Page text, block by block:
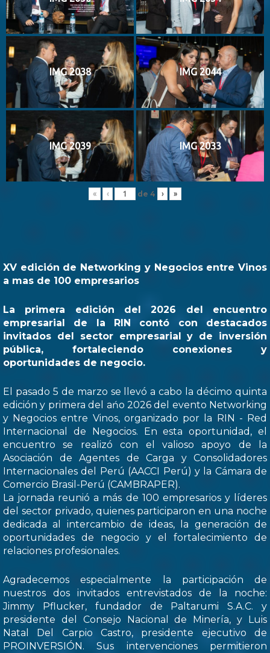
IMG 2038 IMG 2044
IMG 2039 IMG 2033
« ‹ de 4 › »
XV edición de Networking y Negocios entre Vinos
a mas de 100 empresarios
La primera edición del 2026 del encuentro
empresarial de la RIN contó con destacados
invitados del sector empresarial y de inversión
pública, fortaleciendo conexiones y
oportunidades de negocio.
El pasado 5 de marzo se llevó a cabo la décimo quinta
edición y primera del ańo 2026 del evento Networking
y Negocios entre Vinos, organizado por la RIN - Red
Internacional de Negocios. En esta oportunidad, el
encuentro se realizó con el valioso apoyo de la
Asociación de Agentes de Carga y Consolidadores
Internacionales del Perú (AACCI Perú) y la Cámara de
Comercio Brasil-Perú (CAMBRAPER).
La jornada reunió a más de 100 empresarios y líderes
del sector privado, quienes participaron en una noche
dedicada al intercambio de ideas, la generación de
oportunidades de negocio y el fortalecimiento de
relaciones profesionales.
Agradecemos especialmente la participación de
nuestros dos invitados entrevistados de la noche:
Jimmy Pflucker, fundador de Paltarumi S.A.C. y
presidente del Consejo Nacional de Minería, y Luis
Natal Del Carpio Castro, presidente ejecutivo de
PROINVERSIÓN. Sus intervenciones permitieron